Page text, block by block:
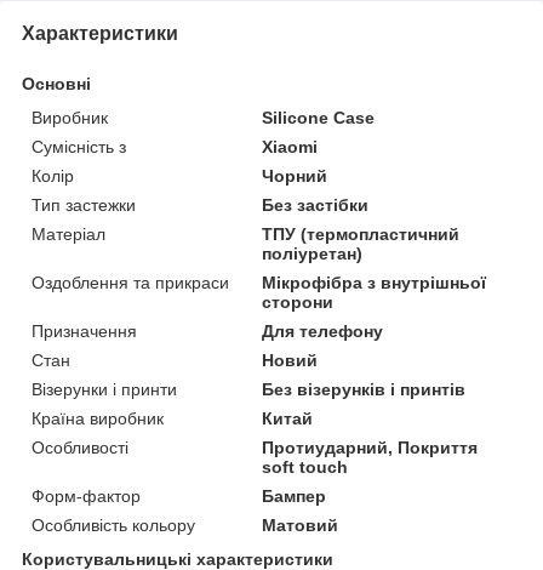
Характеристики
Основні
Виробник
Silicone Case
Сумісність з
Xiaomi
Колір
Чорний
Тип застежки
Без застібки
Матеріал
ТПУ (термопластичний
поліуретан)
Оздоблення та прикраси
Мікрофібра з внутрішньої
сторони
Призначення
Для телефону
Стан
Новий
Візерунки і принти
Без візерунків і принтів
Країна виробник
Китай
Особливості
Протиударний, Покриття
soft touch
Форм-фактор
Бампер
Особливість кольору
Матовий
Користувальницькі характеристики